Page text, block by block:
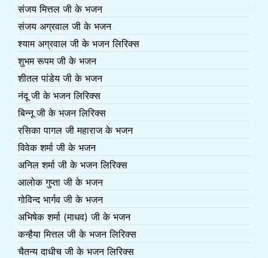
संजय मित्तल जी के भजन
संजय अग्रवाल जी के भजन
श्याम अग्रवाल जी के भजन लिरिक्स
शुभम रूपम जी के भजन
शीतल पांडेय जी के भजन
नंदू जी के भजन लिरिक्स
बिन्नू जी के भजन लिरिक्स
रसिका पागल जी महाराज के भजन
विवेक शर्मा जी के भजन
अनिल शर्मा जी के भजन लिरिक्स
आलोक गुप्ता जी के भजन
गोविन्द भार्गव जी के भजन
अभिषेक शर्मा (माधव) जी के भजन
कन्हैया मित्तल जी के भजन लिरिक्स
चैतन्य दाधीच जी के भजन लिरिक्स